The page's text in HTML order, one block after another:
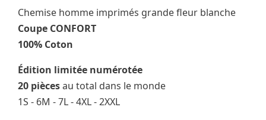
Chemise homme imprimés grande fleur blanche
Coupe CONFORT
100% Coton
Édition limitée numérotée
20 piècesau total dans le monde
1S - 6M - 7L - 4XL - 2XXL